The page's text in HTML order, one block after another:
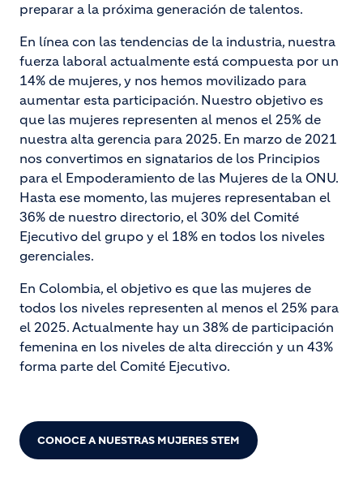
preparar a la próxima generación de talentos.
En línea con las tendencias de la industria, nuestra
fuerza laboral actualmente está compuesta por un
14% de mujeres, y nos hemos movilizado para
aumentar esta participación. Nuestro objetivo es
que las mujeres representen al menos el 25% de
nuestra alta gerencia para 2025. En marzo de 2021
nos convertimos en signatarios de los Principios
para el Empoderamiento de las Mujeres de la ONU.
Hasta ese momento, las mujeres representaban el
36% de nuestro directorio, el 30% del Comité
Ejecutivo del grupo y el 18% en todos los niveles
gerenciales.
En Colombia, el objetivo es que las mujeres de
todos los niveles representen al menos el 25% para
el 2025. Actualmente hay un 38% de participación
femenina en los niveles de alta dirección y un 43%
forma parte del Comité Ejecutivo.
CONOCE A NUESTRAS MUJERES STEM